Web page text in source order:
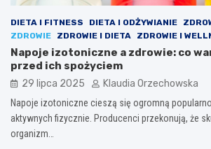
DIETA I FITNESS DIETA I ODŻYWIANIE
ZDROWIE
ZDROWIE I DIETA ZDROWIE I
Napoje izotoniczne a zdrowie: co
przed ich spożyciem
29 lipca 2025 Klaudia Orzechowska
Napoje izotoniczne cieszą się ogromną
aktywnych fizycznie. Producenci przekonują, że
organizm…